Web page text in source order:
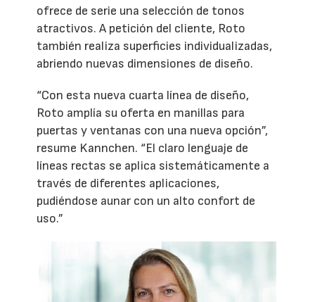
ofrece de serie una selección de tonos
atractivos. A petición del cliente, Roto
también realiza superficies individualizadas,
abriendo nuevas dimensiones de diseño.
“Con esta nueva cuarta línea de diseño,
Roto amplía su oferta en manillas para
puertas y ventanas con una nueva opción”,
resume Kannchen. “El claro lenguaje de
líneas rectas se aplica sistemáticamente a
través de diferentes aplicaciones,
pudiéndose aunar con un alto confort de
uso.”